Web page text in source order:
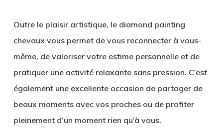
Outre le plaisir artistique, le diamond painting
chevaux vous permet de vous reconnecter à vous-
même, de valoriser votre estime personnelle et de
pratiquer une activité relaxante sans pression. C’est
également une excellente occasion de partager de
beaux moments avec vos proches ou de profiter
pleinement d’un moment rien qu’à vous.